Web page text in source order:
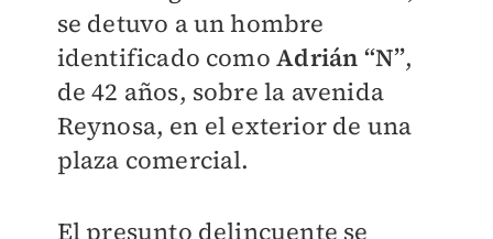
se detuvo a un hombre
identificado comoAdrián “N”,
de 42 años, sobre la avenida
Reynosa, en el exterior de una
plaza comercial.
El presunto delincuente se